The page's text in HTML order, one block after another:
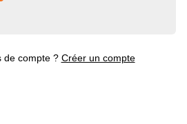
de compte ? Créer un compte